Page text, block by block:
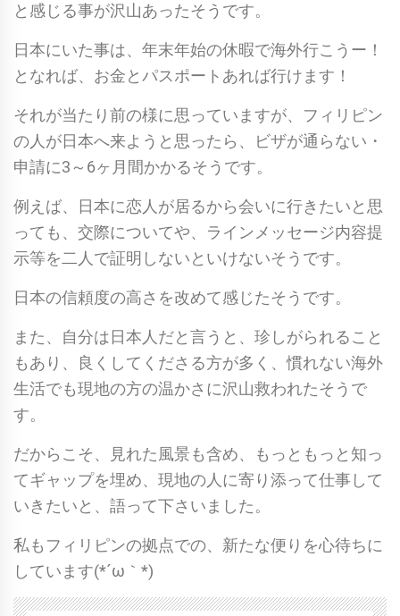
と感じる事が沢山あったそうです。
日本にいた事は、年末年始の休暇で海外行こうー！
となれば、お金とパスポートあれば行けます！
それが当たり前の様に思っていますが、フィリピン
の人が日本へ来ようと思ったら、ビザが通らない・
申請に3～6ヶ月間かかるそうです。
例えば、日本に恋人が居るから会いに行きたいと思
っても、交際についてや、ラインメッセージ内容提
示等を二人で証明しないといけないそうです。
日本の信頼度の高さを改めて感じたそうです。
また、自分は日本人だと言うと、珍しがられること
もあり、良くしてくださる方が多く、慣れない海外
生活でも現地の方の温かさに沢山救われたそうで
す。
だからこそ、見れた風景も含め、もっともっと知っ
てギャップを埋め、現地の人に寄り添って仕事して
いきたいと、語って下さいました。
私もフィリピンの拠点での、新たな便りを心待ちに
しています(*´ω｀*)